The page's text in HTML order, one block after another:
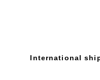
International